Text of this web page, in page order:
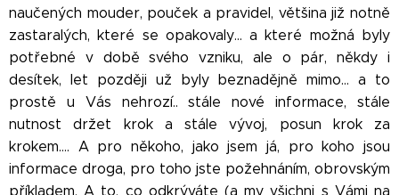
naučených mouder, pouček a pravidel, většina již notně
zastaralých, které se opakovaly… a které možná byly
potřebné v době svého vzniku, ale o pár, někdy i
desítek, let později už byly beznadějně mimo… a to
prostě u Vás nehrozí.. stále nové informace, stále
nutnost držet krok a stále vývoj, posun krok za
krokem…. A pro někoho, jako jsem já, pro koho jsou
informace droga, pro toho jste požehnáním, obrovským
příkladem. A to, co odkrýváte (a my všichni s Vámi na